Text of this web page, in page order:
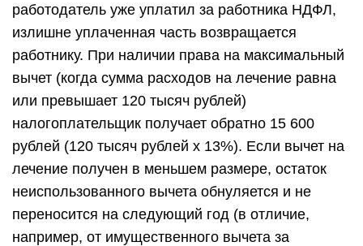
работодатель уже уплатил за работника НДФЛ,
излишне уплаченная часть возвращается
работнику. При наличии права на максимальный
вычет (когда сумма расходов на лечение равна
или превышает 120 тысяч рублей)
налогоплательщик получает обратно 15 600
рублей (120 тысяч рублей x 13%). Если вычет на
лечение получен в меньшем размере, остаток
неиспользованного вычета обнуляется и не
переносится на следующий год (в отличие,
например, от имущественного вычета за